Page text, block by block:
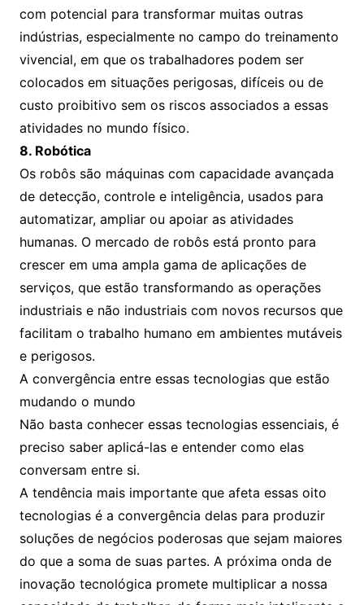
com potencial para transformar muitas outras
indústrias, especialmente no campo do treinamento
vivencial, em que os trabalhadores podem ser
colocados em situações perigosas, difíceis ou de
custo proibitivo sem os riscos associados a essas
atividades no mundo físico.
8. Robótica
Os robôs são máquinas com capacidade avançada
de detecção, controle e inteligência, usados para
automatizar, ampliar ou apoiar as atividades
humanas. O mercado de robôs está pronto para
crescer em uma ampla gama de aplicações de
serviços, que estão transformando as operações
industriais e não industriais com novos recursos que
facilitam o trabalho humano em ambientes mutáveis
e perigosos.
A convergência entre essas tecnologias que estão
mudando o mundo
Não basta conhecer essas tecnologias essenciais, é
preciso saber aplicá-las e entender como elas
conversam entre si.
A tendência mais importante que afeta essas oito
tecnologias é a convergência delas para produzir
soluções de negócios poderosas que sejam maiores
do que a soma de suas partes. A próxima onda de
inovação tecnológica promete multiplicar a nossa